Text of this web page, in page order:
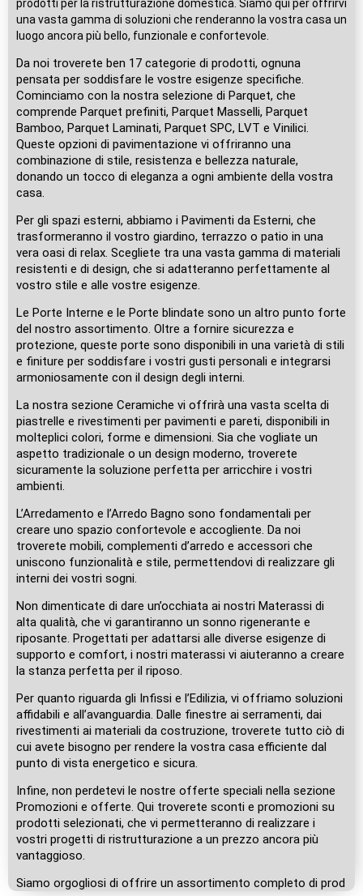
prodotti per la ristrutturazione domestica. Siamo qui per offrirvi
una vasta gamma di soluzioni che renderanno la vostra casa un
luogo ancora più bello, funzionale e confortevole.
Da noi troverete ben 17 categorie di prodotti, ognuna
pensata per soddisfare le vostre esigenze specifiche.
Cominciamo con la nostra selezione di Parquet, che
comprende Parquet prefiniti, Parquet Masselli, Parquet
Bamboo, Parquet Laminati, Parquet SPC, LVT e Vinilici.
Queste opzioni di pavimentazione vi offriranno una
combinazione di stile, resistenza e bellezza naturale,
donando un tocco di eleganza a ogni ambiente della vostra
casa.
Per gli spazi esterni, abbiamo i Pavimenti da Esterni, che
trasformeranno il vostro giardino, terrazzo o patio in una
vera oasi di relax. Scegliete tra una vasta gamma di materiali
resistenti e di design, che si adatteranno perfettamente al
vostro stile e alle vostre esigenze.
Le Porte Interne e le Porte blindate sono un altro punto forte
del nostro assortimento. Oltre a fornire sicurezza e
protezione, queste porte sono disponibili in una varietà di stili
e finiture per soddisfare i vostri gusti personali e integrarsi
armoniosamente con il design degli interni.
La nostra sezione Ceramiche vi offrirà una vasta scelta di
piastrelle e rivestimenti per pavimenti e pareti, disponibili in
molteplici colori, forme e dimensioni. Sia che vogliate un
aspetto tradizionale o un design moderno, troverete
sicuramente la soluzione perfetta per arricchire i vostri
ambienti.
L’Arredamento e l’Arredo Bagno sono fondamentali per
creare uno spazio confortevole e accogliente. Da noi
troverete mobili, complementi d’arredo e accessori che
uniscono funzionalità e stile, permettendovi di realizzare gli
interni dei vostri sogni.
Non dimenticate di dare un’occhiata ai nostri Materassi di
alta qualità, che vi garantiranno un sonno rigenerante e
riposante. Progettati per adattarsi alle diverse esigenze di
supporto e comfort, i nostri materassi vi aiuteranno a creare
la stanza perfetta per il riposo.
Per quanto riguarda gli Infissi e l’Edilizia, vi offriamo soluzioni
affidabili e all’avanguardia. Dalle finestre ai serramenti, dai
rivestimenti ai materiali da costruzione, troverete tutto ciò di
cui avete bisogno per rendere la vostra casa efficiente dal
punto di vista energetico e sicura.
Infine, non perdetevi le nostre offerte speciali nella sezione
Promozioni e offerte. Qui troverete sconti e promozioni su
prodotti selezionati, che vi permetteranno di realizzare i
vostri progetti di ristrutturazione a un prezzo ancora più
vantaggioso.
Siamo orgogliosi di offrire un assortimento completo di prod